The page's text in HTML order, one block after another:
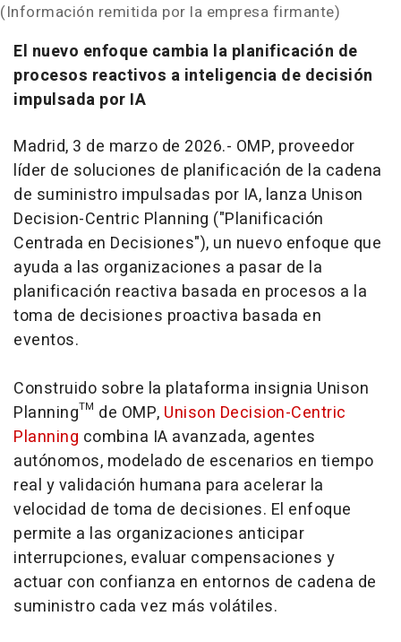
(Información remitida por la empresa firmante)
El nuevo enfoque cambia la planificación de
procesos reactivos a inteligencia de decisión
impulsada por IA
Madrid, 3 de marzo de 2026.- OMP, proveedor
líder de soluciones de planificación de la cadena
de suministro impulsadas por IA, lanza Unison
Decision-Centric Planning ("Planificación
Centrada en Decisiones"), un nuevo enfoque que
ayuda a las organizaciones a pasar de la
planificación reactiva basada en procesos a la
toma de decisiones proactiva basada en
eventos.
Construido sobre la plataforma insignia Unison
Planning™ de OMP, Unison Decision-Centric
Planning combina IA avanzada, agentes
autónomos, modelado de escenarios en tiempo
real y validación humana para acelerar la
velocidad de toma de decisiones. El enfoque
permite a las organizaciones anticipar
interrupciones, evaluar compensaciones y
actuar con confianza en entornos de cadena de
suministro cada vez más volátiles.